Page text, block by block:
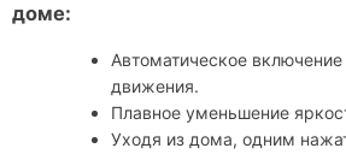
доме:
Автоматическое включение
движения.
Плавное уменьшение
Уходя из дома, одним